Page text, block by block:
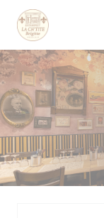
Personalización de